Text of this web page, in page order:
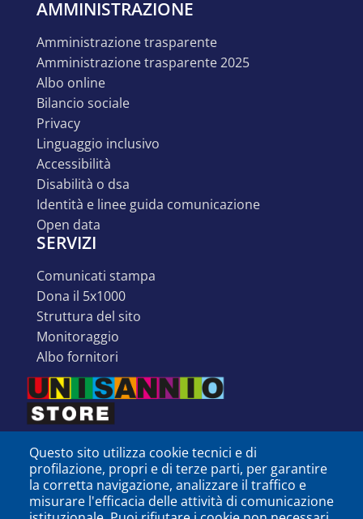
AMMINISTRAZIONE
amministrazione trasparente
amministrazione trasparente 2025
albo online
bilancio sociale
privacy
linguaggio inclusivo
accessibilità
disabilità o dsa
identità e linee guida comunicazione
open data
SERVIZI
comunicati stampa
dona il 5x1000
struttura del sito
monitoraggio
albo fornitori
Questo sito utilizza cookie tecnici e di
profilazione, propri e di terze parti, per garantire
la corretta navigazione, analizzare il traffico e
misurare l'efficacia delle attività di comunicazione